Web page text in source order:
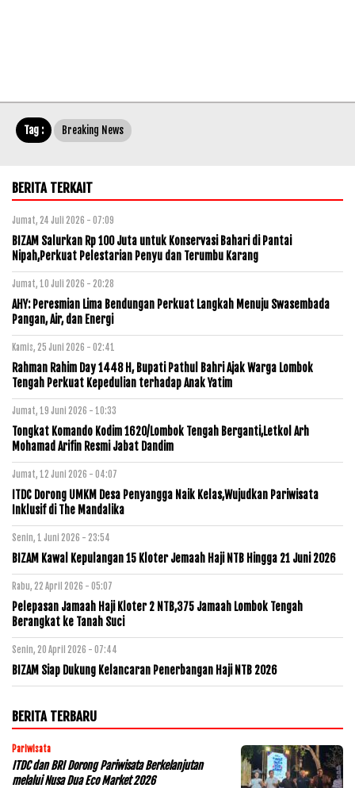
Tag : Breaking News
BERITA TERKAIT
Jumat, 24 Juli 2026 - 07:09
BIZAM Salurkan Rp 100 Juta untuk Konservasi Bahari di Pantai
Nipah,Perkuat Pelestarian Penyu dan Terumbu Karang
Jumat, 10 Juli 2026 - 20:28
AHY: Peresmian Lima Bendungan Perkuat Langkah Menuju Swasembada
Pangan, Air, dan Energi
Kamis, 25 Juni 2026 - 02:41
Rahman Rahim Day 1448 H, Bupati Pathul Bahri Ajak Warga Lombok
Tengah Perkuat Kepedulian terhadap Anak Yatim
Jumat, 19 Juni 2026 - 10:33
Tongkat Komando Kodim 1620/Lombok Tengah Berganti,Letkol Arh
Mohamad Arifin Resmi Jabat Dandim
Jumat, 12 Juni 2026 - 04:07
ITDC Dorong UMKM Desa Penyangga Naik Kelas,Wujudkan Pariwisata
Inklusif di The Mandalika
Senin, 1 Juni 2026 - 23:54
BIZAM Kawal Kepulangan 15 Kloter Jemaah Haji NTB Hingga 21 Juni 2026
Rabu, 22 April 2026 - 05:07
Pelepasan Jamaah Haji Kloter 2 NTB,375 Jamaah Lombok Tengah
Berangkat ke Tanah Suci
Senin, 20 April 2026 - 07:44
BIZAM Siap Dukung Kelancaran Penerbangan Haji NTB 2026
BERITA TERBARU
Pariwisata
ITDC dan BRI Dorong Pariwisata Berkelanjutan
melalui Nusa Dua Eco Market 2026